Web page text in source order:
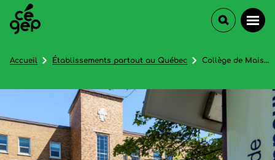
Accueil Établissements partout au Québec Collège de Maisonneuve